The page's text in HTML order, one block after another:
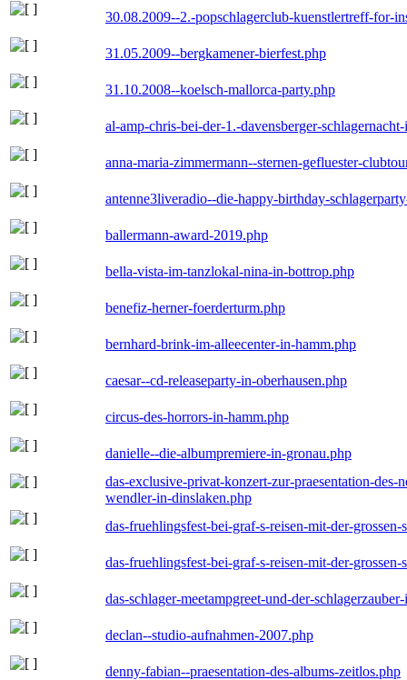
30.08.2009--2.-popschlagerclub-kuenstlertreff-for-
31.05.2009--bergkamener-bierfest.php
31.10.2008--koelsch-mallorca-party.php
al-amp-chris-bei-der-1.-davensberger-
anna-maria-zimmermann--sternen-gefluester-
antenne3liveradio--die-happy-birthday-
ballermann-award-2019.php
bella-vista-im-tanzlokal-nina-in-bottrop.php
benefiz-herner-foerderturm.php
bernhard-brink-im-alleecenter-in-hamm.php
caesar--cd-releaseparty-in-oberhausen.php
circus-des-horrors-in-hamm.php
danielle--die-albumpremiere-in-gronau.php
das-exclusive-privat-konzert-zur-praesentation-
wendler-in-dinslaken.php
das-fruehlingsfest-bei-graf-s-reisen-mit-der-
das-fruehlingsfest-bei-graf-s-reisen-mit-der-
das-schlager-meetampgreet-und-der-
declan--studio-aufnahmen-2007.php
denny-fabian--praesentation-des-albums-zeitlos.php